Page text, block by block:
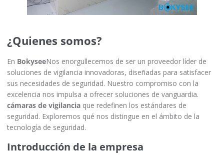
¿Quienes somos?
En BokyseeNos enorgullecemos de ser un proveedor líder de
soluciones de vigilancia innovadoras, diseñadas para satisfacer
sus necesidades de seguridad. Nuestro compromiso con la
excelencia nos impulsa a ofrecer soluciones de vanguardia.
cámaras de vigilancia que redefinen los estándares de
seguridad. Exploremos qué nos distingue en el ámbito de la
tecnología de seguridad.
Introducción de la empresa